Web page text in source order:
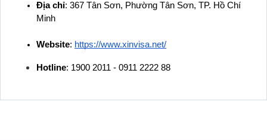
Địa chỉ: 367 Tân Sơn, Phường Tân Sơn, TP. Hồ Chí
Minh
Website: https://www.xinvisa.net/
Hotline: 1900 2011 - 0911 2222 88